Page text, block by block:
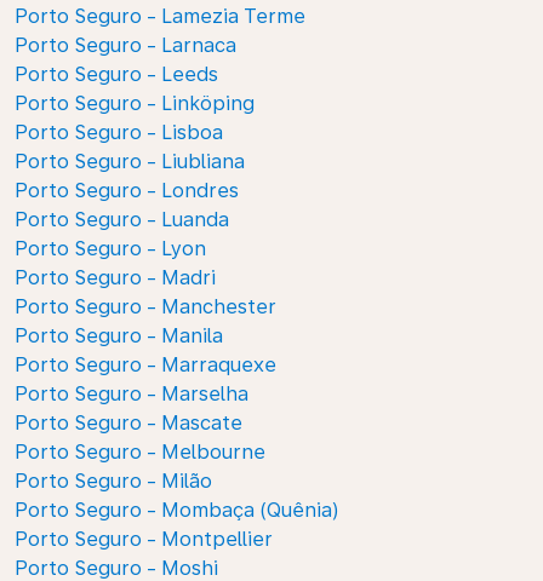
Porto Seguro - Lamezia Terme
Porto Seguro - Larnaca
Porto Seguro - Leeds
Porto Seguro - Linköping
Porto Seguro - Lisboa
Porto Seguro - Liubliana
Porto Seguro - Londres
Porto Seguro - Luanda
Porto Seguro - Lyon
Porto Seguro - Madri
Porto Seguro - Manchester
Porto Seguro - Manila
Porto Seguro - Marraquexe
Porto Seguro - Marselha
Porto Seguro - Mascate
Porto Seguro - Melbourne
Porto Seguro - Milão
Porto Seguro - Mombaça (Quênia)
Porto Seguro - Montpellier
Porto Seguro - Moshi